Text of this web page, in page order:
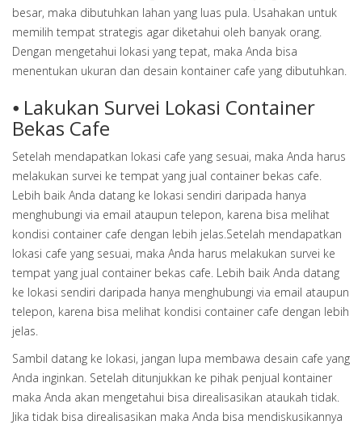
besar, maka dibutuhkan lahan yang luas pula. Usahakan untuk
memilih tempat strategis agar diketahui oleh banyak orang.
Dengan mengetahui lokasi yang tepat, maka Anda bisa
menentukan ukuran dan desain kontainer cafe yang dibutuhkan.
⦁ Lakukan Survei Lokasi Container
Bekas Cafe
Setelah mendapatkan lokasi cafe yang sesuai, maka Anda harus
melakukan survei ke tempat yang jual container bekas cafe.
Lebih baik Anda datang ke lokasi sendiri daripada hanya
menghubungi via email ataupun telepon, karena bisa melihat
kondisi container cafe dengan lebih jelas.Setelah mendapatkan
lokasi cafe yang sesuai, maka Anda harus melakukan survei ke
tempat yang jual container bekas cafe. Lebih baik Anda datang
ke lokasi sendiri daripada hanya menghubungi via email ataupun
telepon, karena bisa melihat kondisi container cafe dengan lebih
jelas.
Sambil datang ke lokasi, jangan lupa membawa desain cafe yang
Anda inginkan. Setelah ditunjukkan ke pihak penjual kontainer
maka Anda akan mengetahui bisa direalisasikan ataukah tidak.
Jika tidak bisa direalisasikan maka Anda bisa mendiskusikannya